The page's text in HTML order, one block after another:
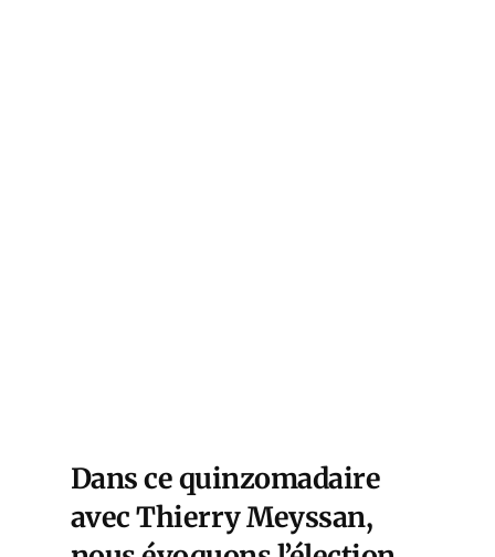
Dans ce quinzomadaire
avec Thierry Meyssan,